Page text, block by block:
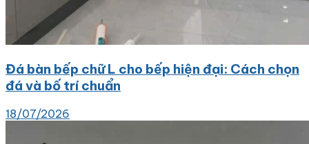
Đá bàn bếp chữ L cho bếp hiện đại: Cách chọn
đá và bố trí chuẩn
18/07/2026